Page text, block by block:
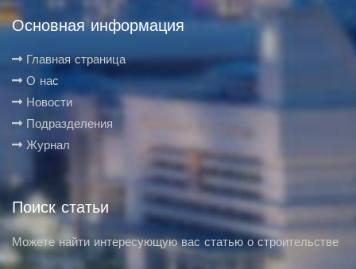
Основная информация
Главная страница
О нас
Новости
Подразделения
Журнал
Поиск статьи
Можете найти интересующую вас статью о строительстве